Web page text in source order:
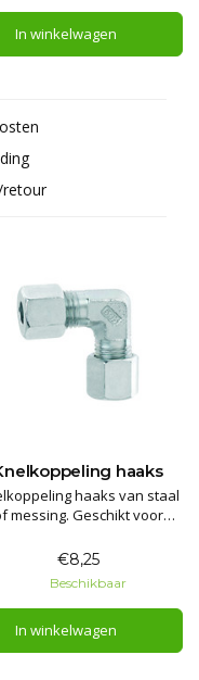
In winkelwagen
retour
haaks
haaks van staal
messing. Geschikt voor
leiding.
€8,25
Beschikbaar
In winkelwagen